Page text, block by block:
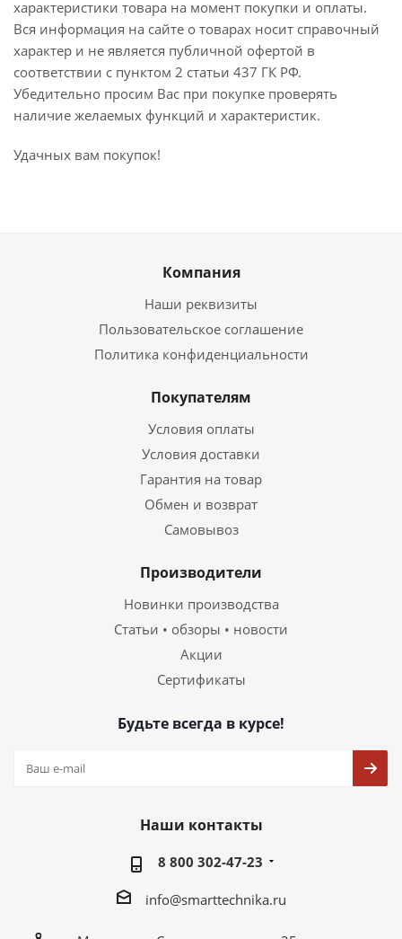
характеристики товара на момент покупки и оплаты.
Вся информация на сайте о товарах носит справочный
характер и не является публичной офертой в
соответствии с пунктом 2 статьи 437 ГК РФ.
Убедительно просим Вас при покупке проверять
наличие желаемых функций и характеристик.
Удачных вам покупок!
Компания
Наши реквизиты
Пользовательское соглашение
Политика конфиденциальности
Покупателям
Условия оплаты
Условия доставки
Гарантия на товар
Обмен и возврат
Самовывоз
Производители
Новинки производства
Статьи • обзоры • новости
Акции
Сертификаты
Будьте всегда в курсе!
Наши контакты
8 800 302-47-23
info@smarttechnika.ru